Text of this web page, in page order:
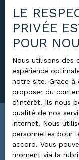
Loyer max (€/
Pertinence
Trier par
LE
PRIVÉE
POUR
Nous utilisons des
expérience
notre site. Grace à
proposer du
d'intérêt. Ils nous
qualité de nos
internet. Nous
personnelles pour
accord. Vous
moment via la